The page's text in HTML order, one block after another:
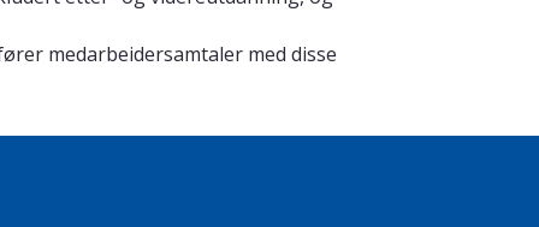
medarbeidersamtaler med disse